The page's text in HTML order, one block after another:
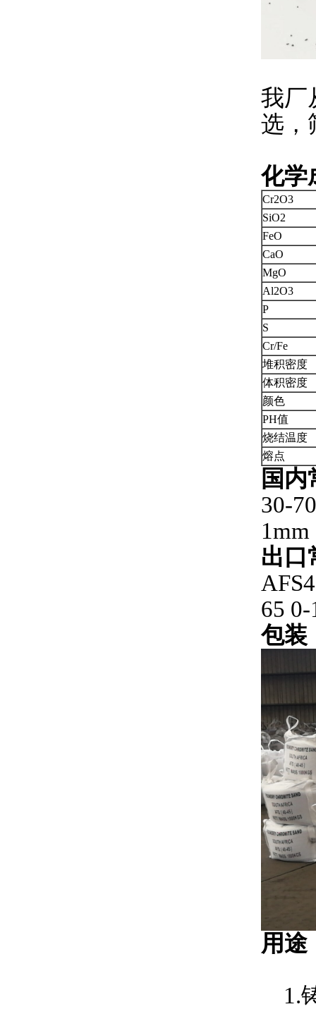
我厂
选，
化学
Cr2O3
SiO2
FeO
CaO
MgO
Al2O3
P
S
Cr/Fe
堆积密度
体积密度
颜色
PH值
烧结温度
熔点
国内
30-
出口
65
包装
用途
1.